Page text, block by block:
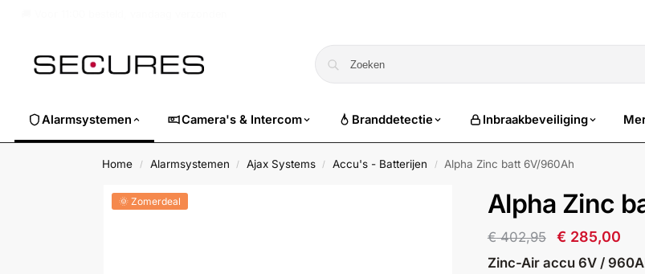
Alarmsystemen Camera's & Intercom Branddetectie Inbraakbeveiliging
Home / Alarmsystemen / Ajax Systems / Accu's - Batterijen / Alpha Zinc batt 6V/960Ah
🌞 Zomerdeal Alpha Zinc
€402,95 € 285,00
Zinc-Air accu 6V /